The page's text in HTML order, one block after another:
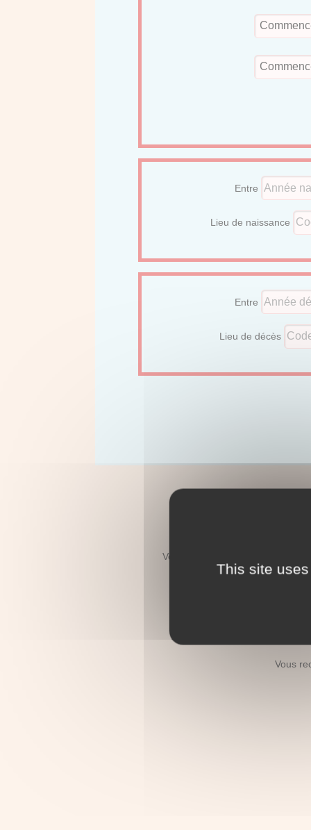
Entre
Lieu de naissance
Entre
Lieu de décès
Vous recherchez le décès d'un
Vous
Vous
This site